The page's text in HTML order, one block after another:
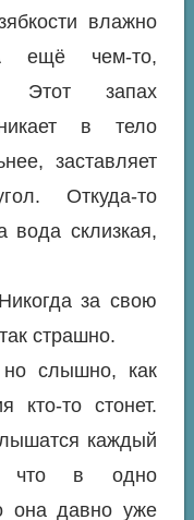
влажно
ещё чем-то,
Этот запах
в тело
заставляет
Откуда-то
вода склизкая,
за свою
страшно.
слышно, как
кто-то стонет.
каждый
что в одно
она давно уже